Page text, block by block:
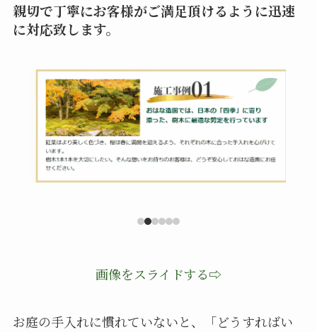
親切で丁寧にお客様がご満足頂けるように迅速
に対応致します。
画像をスライドする⇨
お庭の手入れに慣れていないと、「どうすればい